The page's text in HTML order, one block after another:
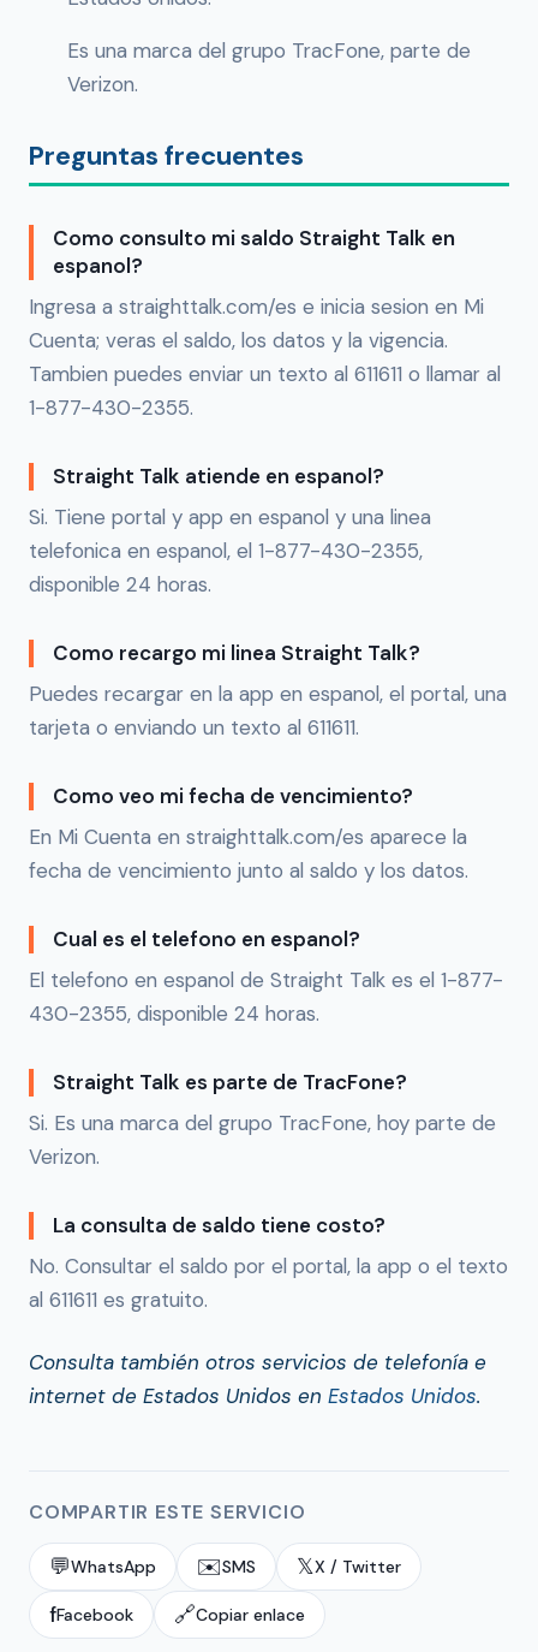
Es una marca del grupo TracFone, parte de
Verizon.
Preguntas frecuentes
Como consulto mi saldo Straight Talk en
espanol?
Ingresa a straighttalk.com/es e inicia sesion en Mi
Cuenta; veras el saldo, los datos y la vigencia.
Tambien puedes enviar un texto al 611611 o llamar al
1-877-430-2355.
Straight Talk atiende en espanol?
Si. Tiene portal y app en espanol y una linea
telefonica en espanol, el 1-877-430-2355,
disponible 24 horas.
Como recargo mi linea Straight Talk?
Puedes recargar en la app en espanol, el portal, una
tarjeta o enviando un texto al 611611.
Como veo mi fecha de vencimiento?
En Mi Cuenta en straighttalk.com/es aparece la
fecha de vencimiento junto al saldo y los datos.
Cual es el telefono en espanol?
El telefono en espanol de Straight Talk es el 1-877-
430-2355, disponible 24 horas.
Straight Talk es parte de TracFone?
Si. Es una marca del grupo TracFone, hoy parte de
Verizon.
La consulta de saldo tiene costo?
No. Consultar el saldo por el portal, la app o el texto
al 611611 es gratuito.
Consulta también otros servicios de telefonía e
internet de Estados Unidos en Estados Unidos.
COMPARTIR ESTE SERVICIO
💬WhatsApp ✉️SMS 𝕏X / Twitter
fFacebook 🔗Copiar enlace